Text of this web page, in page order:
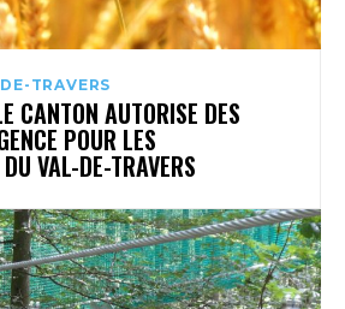
TRAVERS
CANTON AUTORISE DES
POUR LES
VAL-DE-TRAVERS